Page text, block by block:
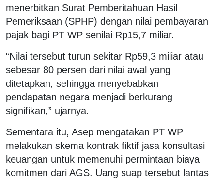
menerbitkan Surat Pemberitahuan Hasil
Pemeriksaan (SPHP) dengan nilai pembayaran
pajak bagi PT WP senilai Rp15,7 miliar.
“Nilai tersebut turun sekitar Rp59,3 miliar atau
sebesar 80 persen dari nilai awal yang
ditetapkan, sehingga menyebabkan
pendapatan negara menjadi berkurang
signifikan,” ujarnya.
Sementara itu, Asep mengatakan PT WP
melakukan skema kontrak fiktif jasa konsultasi
keuangan untuk memenuhi permintaan biaya
komitmen dari AGS. Uang suap tersebut lantas